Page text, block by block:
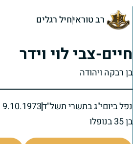
רב טוראיחיל רגלים
חיים-צבי לוי וידר
בן רבקה ויהודה
נפל ביוםי"ג בתשרי תשל"ד9.10.1973
בן 35 בנופלו